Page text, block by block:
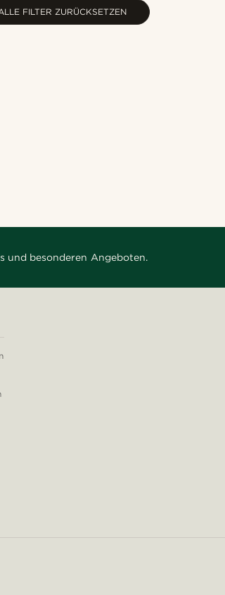
FILTER ZURÜCKSETZEN
und besonderen Angeboten.